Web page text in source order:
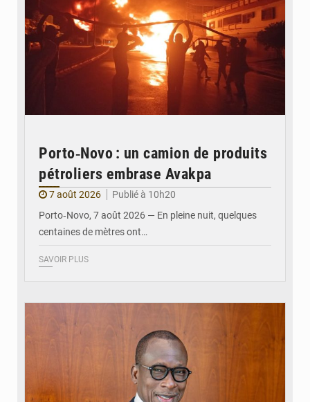
Porto‑Novo : un camion de produits
pétroliers embrase Avakpa
7 août 2026
Publié à 10h20
Porto‑Novo, 7 août 2026 — En pleine nuit, quelques
centaines de mètres ont…
SAVOIR PLUS